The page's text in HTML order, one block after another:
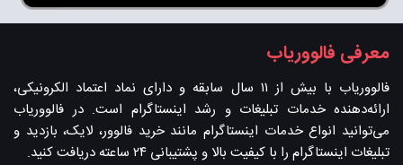
معرفی فالووریاب
فالووریاب با بیش از ۱۱ سال سابقه و دارای نماد اعتماد الکرونیکی،
ارائه‌دهنده خدمات تبلیغات و رشد اینستاگرام است. در فالووریاب
می‌توانید انواع خدمات اینستاگرام مانند خرید فالوور، لایک، بازدید و
تبلیغات اینستاگرام را با کیفیت بالا و پشتیبانی ۲۴ ساعته دریافت کنید.